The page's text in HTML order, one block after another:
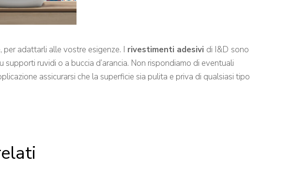
per adattarli alle vostre esigenze. I rivestimenti adesivi di I&D sono
ruvidi o a buccia d’arancia. Non rispondiamo di eventuali
assicurarsi che la superficie sia pulita e priva di qualsiasi tipo